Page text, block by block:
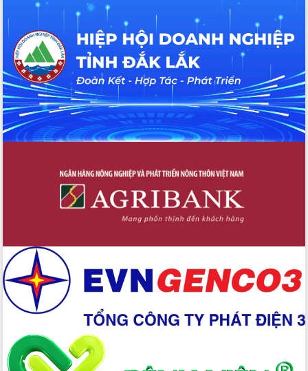
Chương trình “Gặp gỡ hữu nghị –
Friendship Meeting New Year 2026”
Bầu cử Quốc hội và HĐND: Cử tri Đắk
Lắk gửi gắm niềm tin, kỳ vọng vào lá
phiếu
Đắk Lắk sẵn sàng các điều kiện cho
Ngày hội bầu cử đại biểu Quốc hội
khóa XVI và HĐND các cấp nhiệm kỳ
2026-2031
Đảm bảo cuộc bầu cử đại biểu Quốc
an toàn, hiệu quả, đúng quy định
Thủ tướng Chính phủ Phạm Minh Chính
kiểm tra, chỉ đạo hoàn thành các dự
án cao tốc và thăm khu tái định cư tại
Sôi nổi Hội đua ngựa truyền thống Gò
Thì Thùng mừng Xuân Bính Ngọ 2026
Lãnh đạo tỉnh dâng hương tưởng niệm
tại Đập Đồng Cam đầu Xuân Bính Ngọ
Ngành nông nghiệp phấn đấu tăng
trưởng đạt 5,86% trong năm 2026
UBND tỉnh Đắk Lắk triển khai công tác
quốc phòng, quân sự địa phương năm
2026